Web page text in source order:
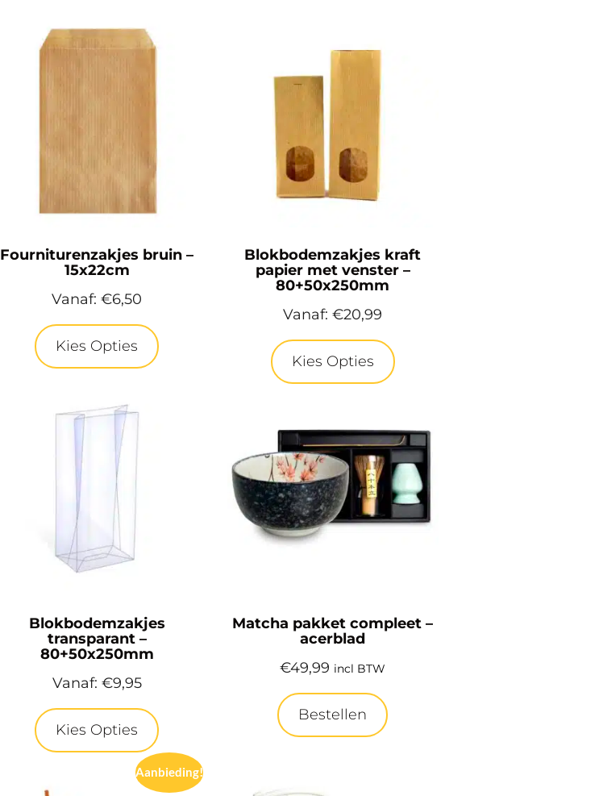
Fourniturenzakjes bruin –
15x22cm
Vanaf:€6,50
Kies Opties
Blokbodemzakjes kraft
papier met venster –
80+50x250mm
Vanaf:€20,99
Kies Opties
Blokbodemzakjes
transparant –
80+50x250mm
Vanaf: €9,95
Kies Opties
Matcha pakket compleet –
acerblad
€49,99 incl BTW
Bestellen
Aanbieding!